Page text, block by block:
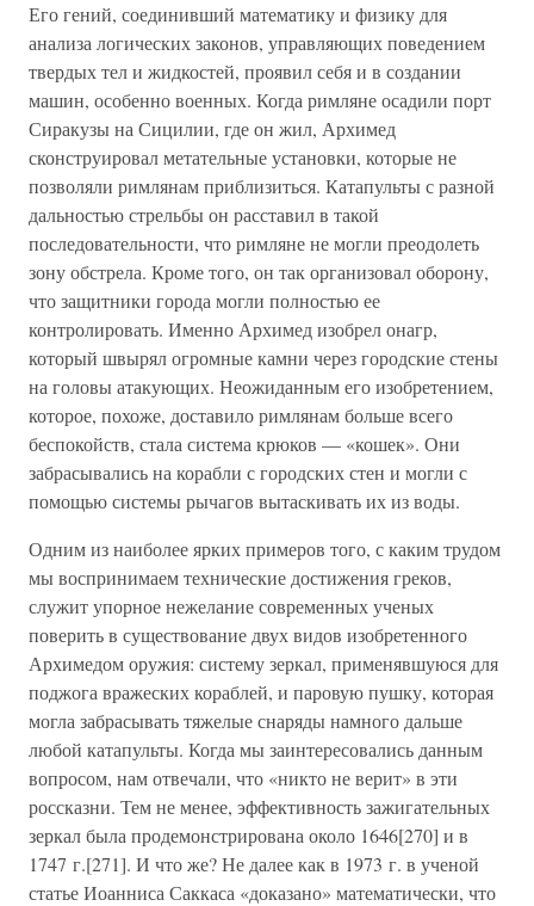
Его гений, соединивший математику и физику для
анализа логических законов, управляющих поведением
твердых тел и жидкостей, проявил себя и в создании
машин, особенно военных. Когда римляне осадили порт
Сиракузы на Сицилии, где он жил, Архимед
сконструировал метательные установки, которые не
позволяли римлянам приблизиться. Катапульты с разной
дальностью стрельбы он расставил в такой
последовательности, что римляне не могли преодолеть
зону обстрела. Кроме того, он так организовал оборону,
что защитники города могли полностью ее
контролировать. Именно Архимед изобрел онагр,
который швырял огромные камни через городские стены
на головы атакующих. Неожиданным его изобретением,
которое, похоже, доставило римлянам больше всего
беспокойств, стала система крюков — «кошек». Они
забрасывались на корабли с городских стен и могли с
помощью системы рычагов вытаскивать их из воды.
Одним из наиболее ярких примеров того, с каким трудом
мы воспринимаем технические достижения греков,
служит упорное нежелание современных ученых
поверить в существование двух видов изобретенного
Архимедом оружия: систему зеркал, применявшуюся для
поджога вражеских кораблей, и паровую пушку, которая
могла забрасывать тяжелые снаряды намного дальше
любой катапульты. Когда мы заинтересовались данным
вопросом, нам отвечали, что «никто не верит» в эти
россказни. Тем не менее, эффективность зажигательных
зеркал была продемонстрирована около 1646[270] и в
1747 г.[271]. И что же? Не далее как в 1973 г. в ученой
статье Иоанниса Саккаса «доказано» математически, что